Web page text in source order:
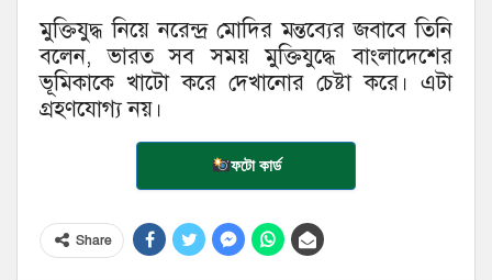
মুক্তিযুদ্ধ নিয়ে নরেন্দ্র মোদির মন্তব্যের জবাবে তিনি
বলেন, ভারত সব সময় মুক্তিযুদ্ধে বাংলাদেশের
ভূমিকাকে খাটো করে দেখানোর চেষ্টা করে। এটা
গ্রহণযোগ্য নয়।
ফটো কার্ড
Share